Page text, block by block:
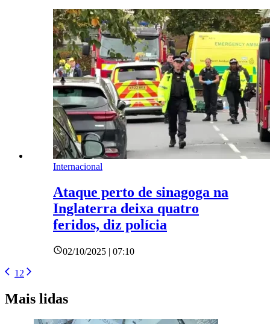
Internacional
Ataque perto de sinagoga na
Inglaterra deixa quatro
feridos, diz polícia
02/10/2025 | 07:10
1 2
Mais lidas